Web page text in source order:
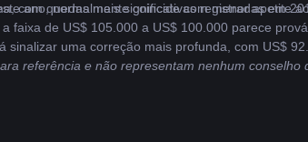
ano, normalmente coincide com menor apetite
com quedas mais significativas registradas em
de US$ 105.000 a US$ 100.000 parece
uma correção mais profunda, com US$
referência e não representam nenhum conselho